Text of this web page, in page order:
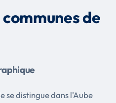
de
distingue dans l'Aube